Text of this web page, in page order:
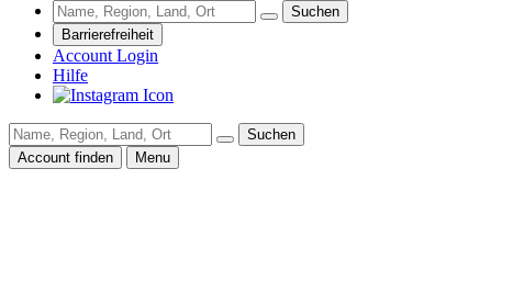
Suchen
Barrierefreiheit
Account Login
Hilfe
Suchen
Account finden
Menu